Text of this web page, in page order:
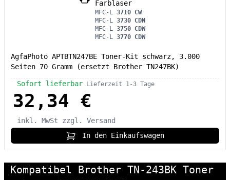
Farblaser
MFC-L 3710 CW
MFC-L 3730 CDN
MFC-L 3750 CDW
MFC-L 3770 CDW
AgfaPhoto APTBTN247BE Toner-Kit schwarz, 3.000
Seiten 70 Gramm (ersetzt Brother TN247BK)
Sofort lieferbar Lieferzeit 1-3 Tage
32,34 €
inkl. MwSt
zzgl. Versand
In den Einkaufswagen
Kompatibel Brother TN-243BK Toner